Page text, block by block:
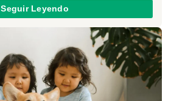
Seguir Leyendo